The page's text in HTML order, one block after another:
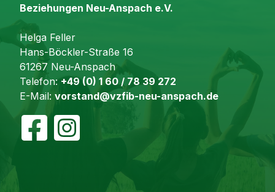
Beziehungen Neu-Anspach e.V.
Helga Feller
Hans-Böckler-Straße 16
61267 Neu-Anspach
Telefon: +49 (0) 1 60 / 78 39 272
E-Mail: vorstand@vzfib-neu-anspach.de